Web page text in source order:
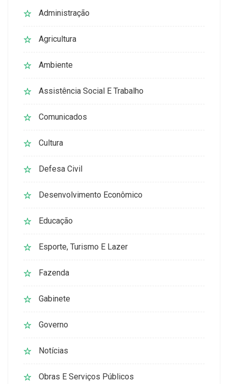
Administração
Agricultura
Ambiente
Assistência Social E Trabalho
Comunicados
Cultura
Defesa Civil
Desenvolvimento Econômico
Educação
Esporte, Turismo E Lazer
Fazenda
Gabinete
Governo
Notícias
Obras E Serviços Públicos